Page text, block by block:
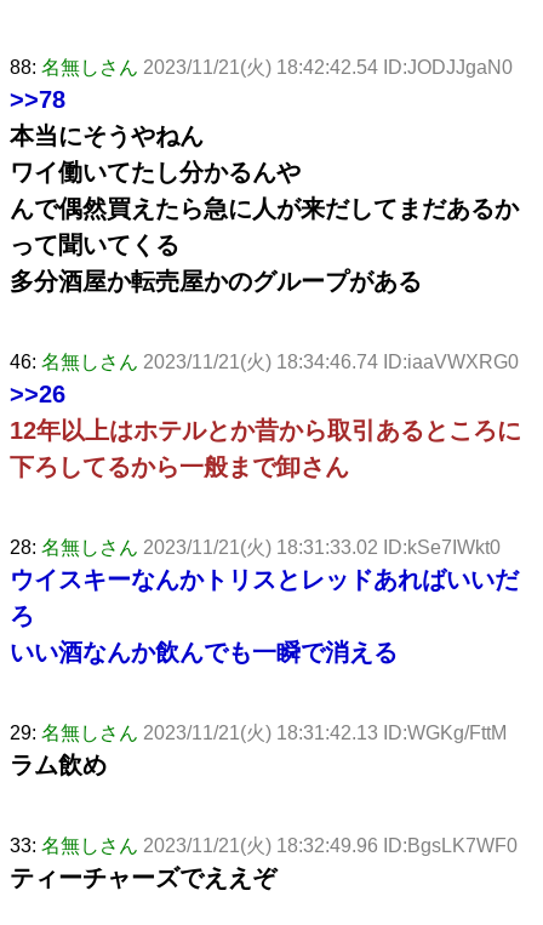
88: 名無しさん 2023/11/21(火) 18:42:42.54 ID:JODJJgaN0
>>78
本当にそうやねん
ワイ働いてたし分かるんや
んで偶然買えたら急に人が来だしてまだあるか
って聞いてくる
多分酒屋か転売屋かのグループがある
46: 名無しさん 2023/11/21(火) 18:34:46.74 ID:iaaVWXRG0
>>26
12年以上はホテルとか昔から取引あるところに
下ろしてるから一般まで卸さん
28: 名無しさん 2023/11/21(火) 18:31:33.02 ID:kSe7IWkt0
ウイスキーなんかトリスとレッドあればいいだ
ろ
いい酒なんか飲んでも一瞬で消える
29: 名無しさん 2023/11/21(火) 18:31:42.13 ID:WGKg/FttM
ラム飲め
33: 名無しさん 2023/11/21(火) 18:32:49.96 ID:BgsLK7WF0
ティーチャーズでええぞ